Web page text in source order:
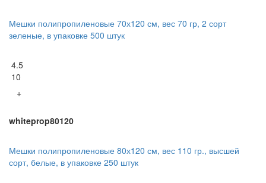
Мешки полипропиленовые 70х120 см, вес 70 гр, 2 сорт
зеленые, в упаковке 500 штук
4.5
10
+
whiteprop80120
Мешки полипропиленовые 80х120 см, вес 110 гр., высшей
сорт, белые, в упаковке 250 штук